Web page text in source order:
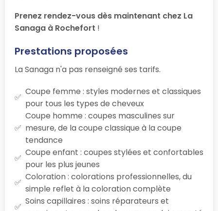
Prenez rendez-vous dès maintenant chez La
Sanaga à Rochefort !
Prestations proposées
La Sanaga n'a pas renseigné ses tarifs.
Coupe femme : styles modernes et classiques
pour tous les types de cheveux
Coupe homme : coupes masculines sur
mesure, de la coupe classique à la coupe
tendance
Coupe enfant : coupes stylées et confortables
pour les plus jeunes
Coloration : colorations professionnelles, du
simple reflet à la coloration complète
Soins capillaires : soins réparateurs et